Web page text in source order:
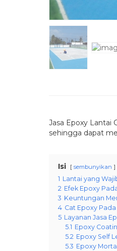
Jasa Epoxy Lantai
sehingga dapat
Isi sembunyikan
1 Lantai yang
2 Efek Epoxy
3 Keuntungan
4 Cat Epoxy
5 Layanan Jasa
5.1 Epoxy
5.2 Epoxy Self
5.3 Epoxy